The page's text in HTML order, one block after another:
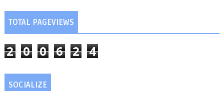
TOTAL PAGEVIEWS
2 0 0 6 2 4
SOCIALIZE